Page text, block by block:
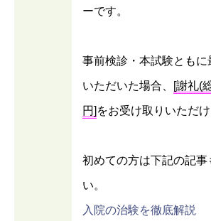
ーです。
事前検診・本試験ともに
いただいた場合、 [謝礼(
円] をお受け取りいただけ
初めての方は下記の記事
い。
入院の治験を徹底解説